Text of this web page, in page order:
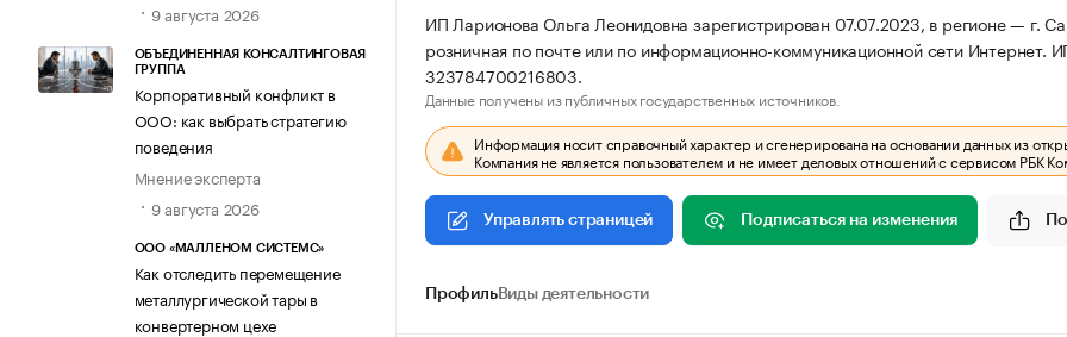
9 августа 2026
ОБЪЕДИНЕННАЯ КОНСАЛТИНГОВАЯ
ГРУППА
Корпоративный конфликт в
ООО: как выбрать стратегию
поведения
Мнение эксперта
9 августа 2026
ООО «МАЛЛЕНОМ СИСТЕМС»
Как отследить перемещение
металлургической тары в
конвертерном цехе
ИП Ларионова Ольга Леонидовна зарегистрирован 07.07.2023, в регионе — г.
розничная по почте или по информационно-коммуникационной сети
323784700216803.
Данные получены из публичных государственных источников.
Информация носит справочный характер и сгенерирована на основании данных из
Компания не является пользователем и не имеет деловых отношений с сервисом РБК
Управлять страницей Подписаться на изменения
ПрофильВиды деятельности